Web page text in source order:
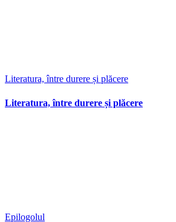
Literatura, între durere și plăcere
Literatura, între durere și plăcere
Epilogolul